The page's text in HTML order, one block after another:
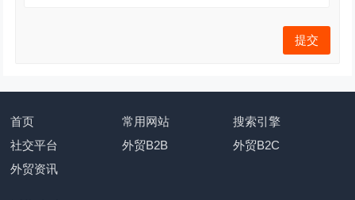
首页 常用网站
搜索引擎
社交平台
外贸B2B
外贸B2C
外贸资讯